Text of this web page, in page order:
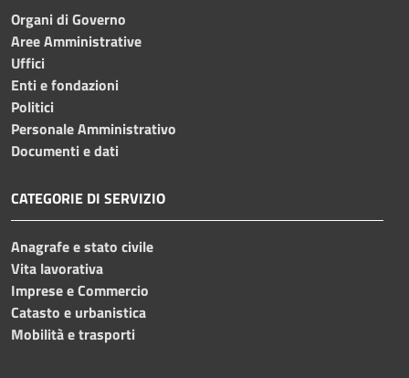
Organi di Governo
Aree Amministrative
Uffici
Enti e fondazioni
Politici
Personale Amministrativo
Documenti e dati
CATEGORIE DI SERVIZIO
Anagrafe e stato civile
Vita lavorativa
Imprese e Commercio
Catasto e urbanistica
Mobilità e trasporti